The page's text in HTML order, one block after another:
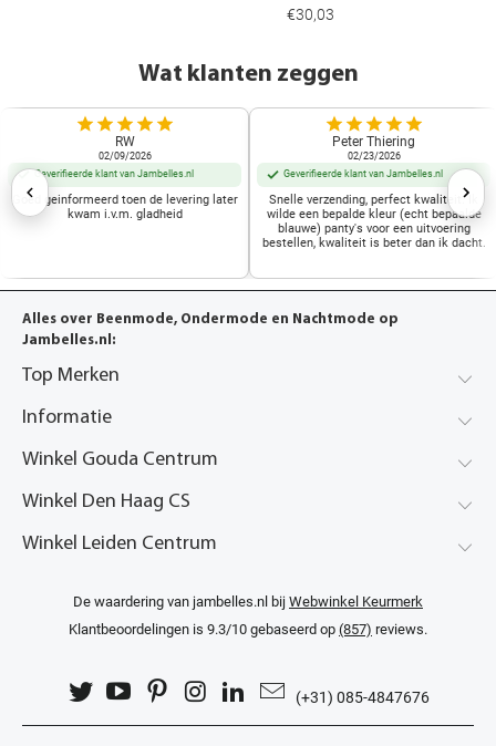
€30,03
Wat klanten zeggen
RW
02/09/2026
Geverifieerde klant van Jambelles.nl
Goed geinformeerd toen de levering later
kwam i.v.m. gladheid
Peter Thiering
02/23/2026
Geverifieerde klant van Jambelles.nl
Snelle verzending, perfect kwaliteit. Ik
wilde een bepalde kleur (echt bepaalde
blauwe) panty's voor een uitvoering
bestellen, kwaliteit is beter dan ik dacht.
Alles over Beenmode, Ondermode en Nachtmode op
Jambelles.nl:
Top Merken
Informatie
Winkel Gouda Centrum
Winkel Den Haag CS
Winkel Leiden Centrum
De waardering van jambelles.nl bij Webwinkel Keurmerk
Klantbeoordelingen is 9.3/10 gebaseerd op (857) reviews.
(+31) 085-4847676